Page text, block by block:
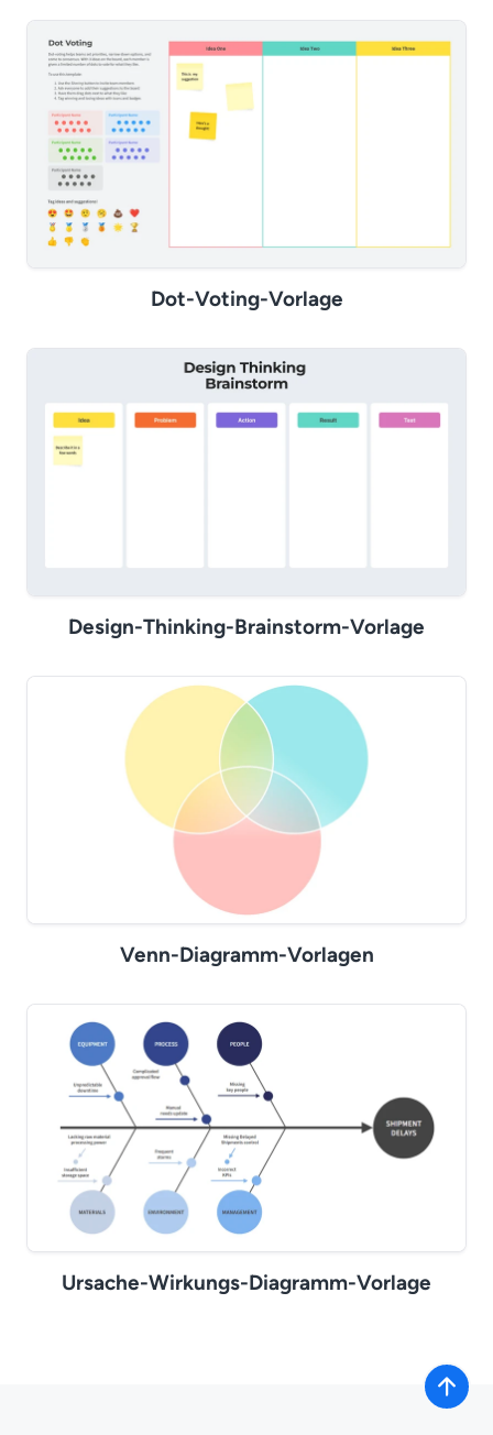
Dot-Voting-Vorlage
Design-Thinking-Brainstorm-Vorlage
Venn-Diagramm-Vorlagen
Ursache-Wirkungs-Diagramm-Vorlage